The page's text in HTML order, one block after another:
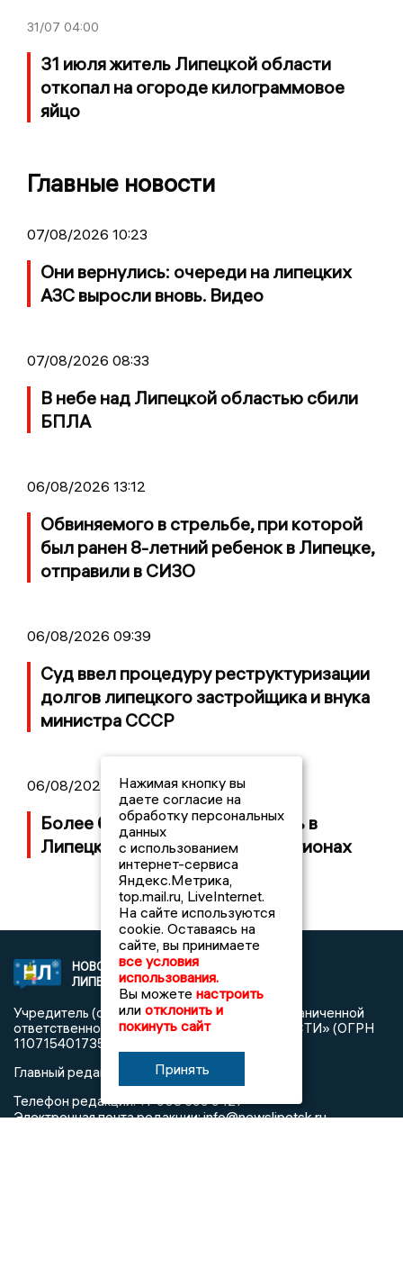
31/07 04:00
31 июля житель Липецкой области
откопал на огороде килограммовое
яйцо
Главные новости
07/08/2026 10:23
Они вернулись: очереди на липецких
АЗС выросли вновь. Видео
07/08/2026 08:33
В небе над Липецкой областью сбили
БПЛА
06/08/2026 13:12
Обвиняемого в стрельбе, при которой
был ранен 8-летний ребенок в Липецке,
отправили в СИЗО
06/08/2026 09:39
Суд ввел процедуру реструктуризации
долгов липецкого застройщика и внука
министра СССР
06/08/2026 09:01
Более 600 БПЛА сбили за ночь в
Липецкой области и еще 18 регионах
НОВОСТИ
ЛИПЕЦКА
2021 © NEWSLIPETSK.RU | СИ
«Новости Липецка»
Учредитель (соучредители): Общество с ограниченной
ответственностью «РЕГИОНАЛЬНЫЕ НОВОСТИ» (ОГРН
1107154017354)
Главный редактор: Герцог Е.Г.
Телефон редакции: +7 903 699 9427
Электронная почта редакции:info@newslipetsk.ru
Нажимая кнопку вы
даете согласие на
обработку персональных
данных
с использованием
интернет-сервиса
Яндекс.Метрика,
top.mail.ru, LiveInternet.
На сайте используются
cookie. Оставаясь на
сайте, вы принимаете
все условия
использования.
Вы можете настроить
или отклонить и
покинуть сайт
Принять